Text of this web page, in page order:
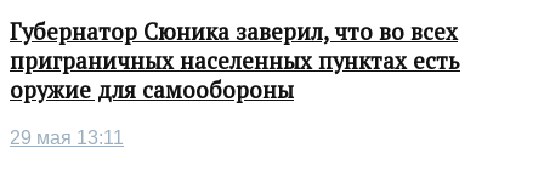
Губернатор Сюника заверил, что во всех
приграничных населенных пунктах есть
оружие для самообороны
29 мая 13:11